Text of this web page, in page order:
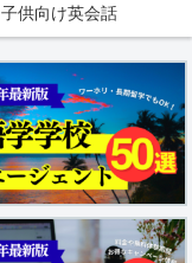
子供向け英会話